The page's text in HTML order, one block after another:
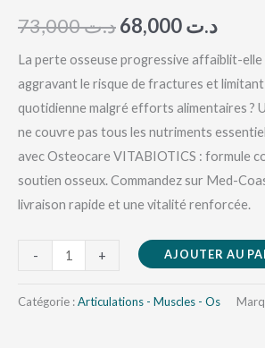
د.ت73,000 د.ت
La perte osseuse progressive affaiblit-
aggravant le risque de fractures et
quotidienne malgré efforts alimentaires ?
ne couvre pas tous les nutriments
avec Osteocare VITABIOTICS : formule
soutien osseux. Commandez sur Med-
livraison rapide et une vitalité renforcée.
- + AJOUTER AU
Catégorie :Articulations - Muscles - Os